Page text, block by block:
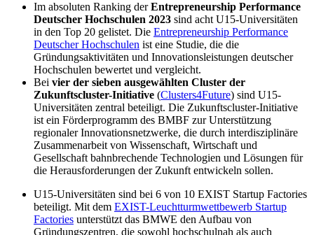
Im absoluten Ranking derEntrepreneurship Performance
Deutscher Hochschulen 2023 sind acht U15-Universitäten
in den Top 20 gelistet. Die Entrepreneurship Performance
Deutscher Hochschulen ist eine Studie, die die
Gründungsaktivitäten und Innovationsleistungen deutscher
Hochschulen bewertet und vergleicht.
Bei vier der sieben ausgewählten Cluster der
Zukunftscluster-Initiative (Clusters4Future) sind U15-
Universitäten zentral beteiligt. Die Zukunftscluster-Initiative
ist ein Förderprogramm des BMBF zur Unterstützung
regionaler Innovationsnetzwerke, die durch interdisziplinäre
Zusammenarbeit von Wissenschaft, Wirtschaft und
Gesellschaft bahnbrechende Technologien und Lösungen für
die Herausforderungen der Zukunft entwickeln sollen.
U15-Universitäten sind bei 6 von 10 EXIST Startup Factories
beteiligt. Mit dem EXIST-Leuchtturmwettbewerb Startup
Factories unterstützt das BMWE den Aufbau von
Gründungszentren, die sowohl hochschulnah als auch